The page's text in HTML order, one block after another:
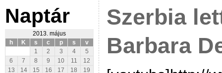
Naptár
2013. május
h
K s c p s
v
1
2 3 4
5
6
7 8 9 10 11
12
13
14 15 16 17 18
19
Szerbia
Barbara